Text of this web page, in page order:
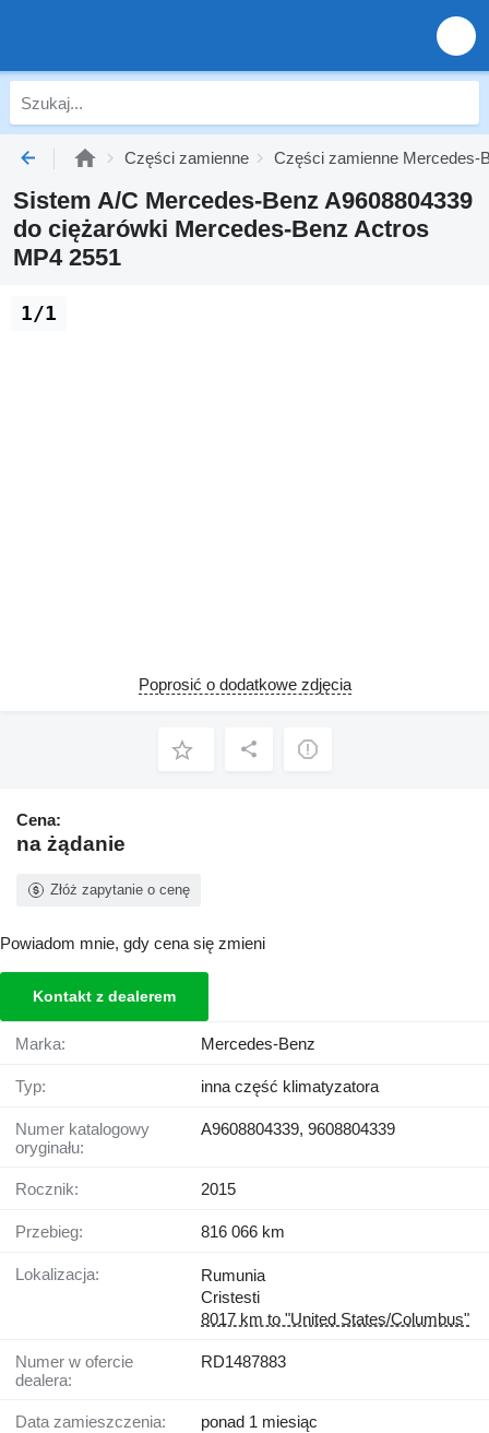
Części zamienne Części zamienne Mercedes-
Sistem A/C Mercedes-Benz A9608804339
do ciężarówki Mercedes-Benz Actros
MP4 2551
1/1
Poprosić o dodatkowe zdjęcia
Cena:
na żądanie
Złóż zapytanie o cenę
Powiadom mnie, gdy cena się zmieni
Kontakt z dealerem
Marka: Mercedes-Benz
Typ: inna część klimatyzatora
Numer katalogowy
oryginału:
A9608804339, 9608804339
Rocznik: 2015
Przebieg: 816 066 km
Lokalizacja:
Rumunia
Cristesti
8017 km to "United States/Columbus"
Numer w ofercie
dealera:
RD1487883
Data zamieszczenia: ponad 1 miesiąc